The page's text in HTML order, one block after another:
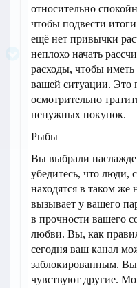
относительно
чтобы подвести
ещё нет привычки
неплохо начать
расходы, чтобы
вашей ситуации. Это
осмотрительно
ненужных покупок.
Рыбы
Вы выбрали
убедитесь, что люди,
находятся в таком
вызывает у вашего
в прочности вашего
любви. Вы, как
сегодня ваш канал
заблокированным. Вы
чувствуют другие.